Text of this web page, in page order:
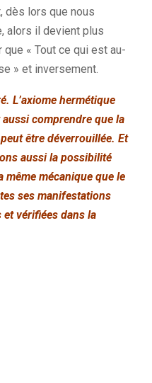
dès lors que nous
alors il devient plus
« Tout ce qui est au-
» et inversement.
L’axiome hermétique
comprendre que la
être déverrouillée. Et
aussi la possibilité
même mécanique que le
ses manifestations
vérifiées dans la